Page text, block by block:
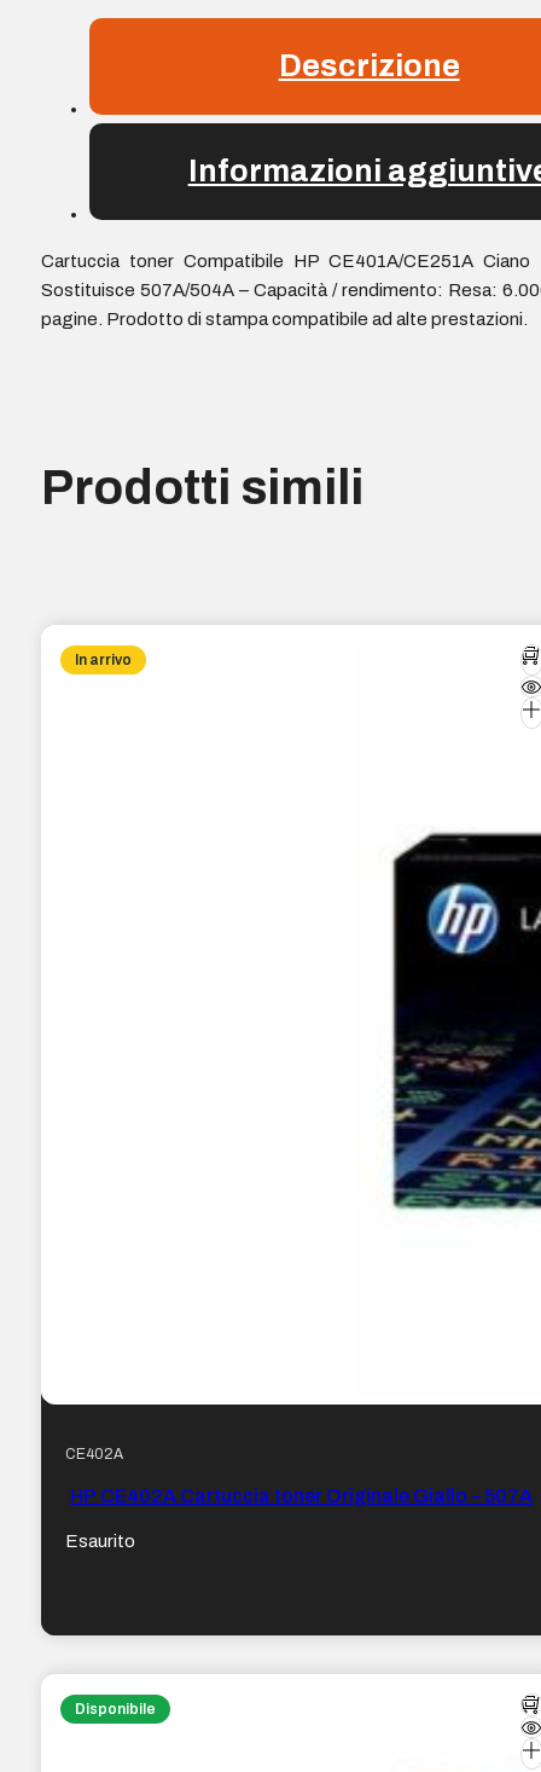
Descrizione
Informazioni
Cartuccia toner Compatibile HP CE401A/CE251A Ciano
Sostituisce 507A/504A – Capacità / rendimento: Resa:
pagine. Prodotto di stampa compatibile ad alte prestazioni.
Prodotti simili
In arrivo
CE402A
HP CE402A Cartuccia toner Originale Giallo – 507A
Esaurito
Disponibile